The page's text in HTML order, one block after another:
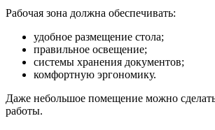
Рабочая зона должна обеспечивать:
удобное размещение стола;
правильное освещение;
системы хранения документов;
комфортную эргономику.
Даже небольшое помещение можно
работы.